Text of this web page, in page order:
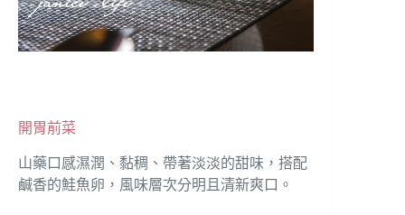
開胃前菜
山藥口感濕潤、黏稠、帶著淡淡的甜味，搭配
鹹香的鮭魚卵，風味層次分明且清新爽口。